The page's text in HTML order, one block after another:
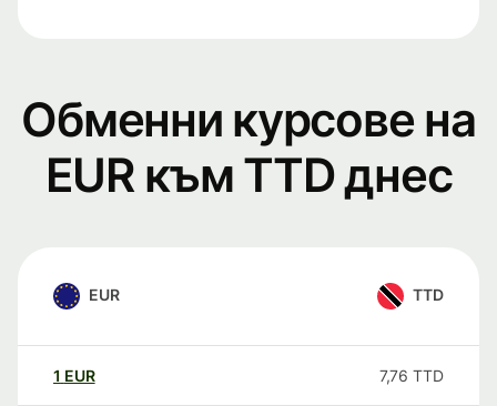
Обменни курсове на
EUR към TTD днес
EUR TTD
1 EUR 7,76 TTD